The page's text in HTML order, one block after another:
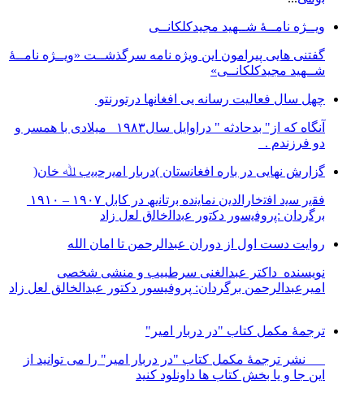
ویــژه نامــۀ شــهید مجیدکلکانــی
گفتنی هایی پیرامون این ویژه نامه سرگذشــت «ویــژه نامــۀ
شــهید مجیدکلکانــی»
چهل سال فعالیت رسانه یی افغانها درتورنتو
آنگاه که از" بدحادثه " دراوایل سال۱۹۸۳ میلادی با همسر و
دو فرزندم .
ﮔزارش ﻧﮭﺎﯾﯽ در ﺑﺎره اﻓﻐﺎﻧﺳﺗﺎن )درﺑﺎر اﻣﯾرﺣﺑﯾب ﷲ ﺧﺎن(
ﺑرﮔردان :ﭘروﻓﯾﺳور دﮐﺗور ﻋﺑداﻟﺧﺎﻟق ﻟﻌل زاد
روایت دست اول از دوران عبدالرحمن تا امان الله
نویسنده داکتر عبدالغنی سرطبیب و منشی شخصی
امیرعبدالرحمن برگردان: پروفیسور دکتور عبدالخالق لعل زاد
ترجمۀ مکمل کتاب "در دربار امیر"
نشر ترجمۀ مکمل کتاب "در دربار امیر" را می توانید از
این جا و یا بخش کتاب ها داونلود کنید